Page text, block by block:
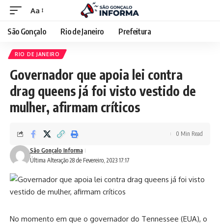
Aa
São Gonçalo Rio de Janeiro Prefeitura
RIO DE JANEIRO
Governador que apoia lei contra
drag queens já foi visto vestido de
mulher, afirmam críticos
Última Alteração 28 de Fevereiro, 2023 17:17
São Gonçalo Informa
0 Min Read
No momento em que o governador do Tennessee (EUA), o